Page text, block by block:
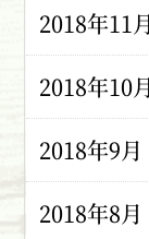
2018年11
2018年10
2018年9月
2018年8月